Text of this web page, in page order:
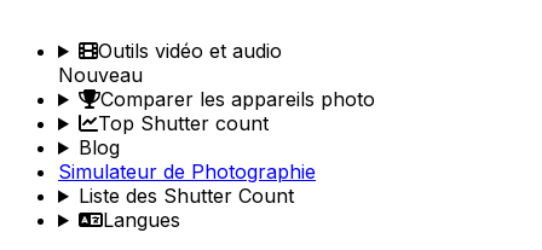
Outils vidéo et audio
Nouveau
Comparer les appareils photo
Top Shutter count
Blog
Simulateur de Photographie
Liste des Shutter Count
Langues